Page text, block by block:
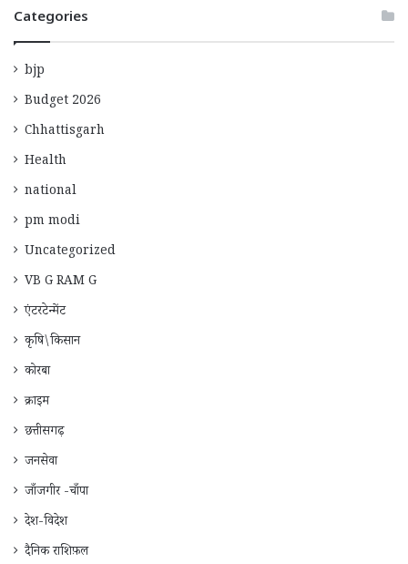
Categories
bjp
Budget 2026
Chhattisgarh
Health
national
pm modi
Uncategorized
VB G RAM G
एंटरटेन्मेंट
कृषि\किसान
कोरबा
क्राइम
छत्तीसगढ़
जनसेवा
जाँजगीर -चाँपा
देश-विदेश
दैनिक राशिफ़ल